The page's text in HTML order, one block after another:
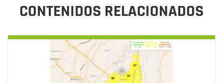
CONTENIDOS RELACIONADOS